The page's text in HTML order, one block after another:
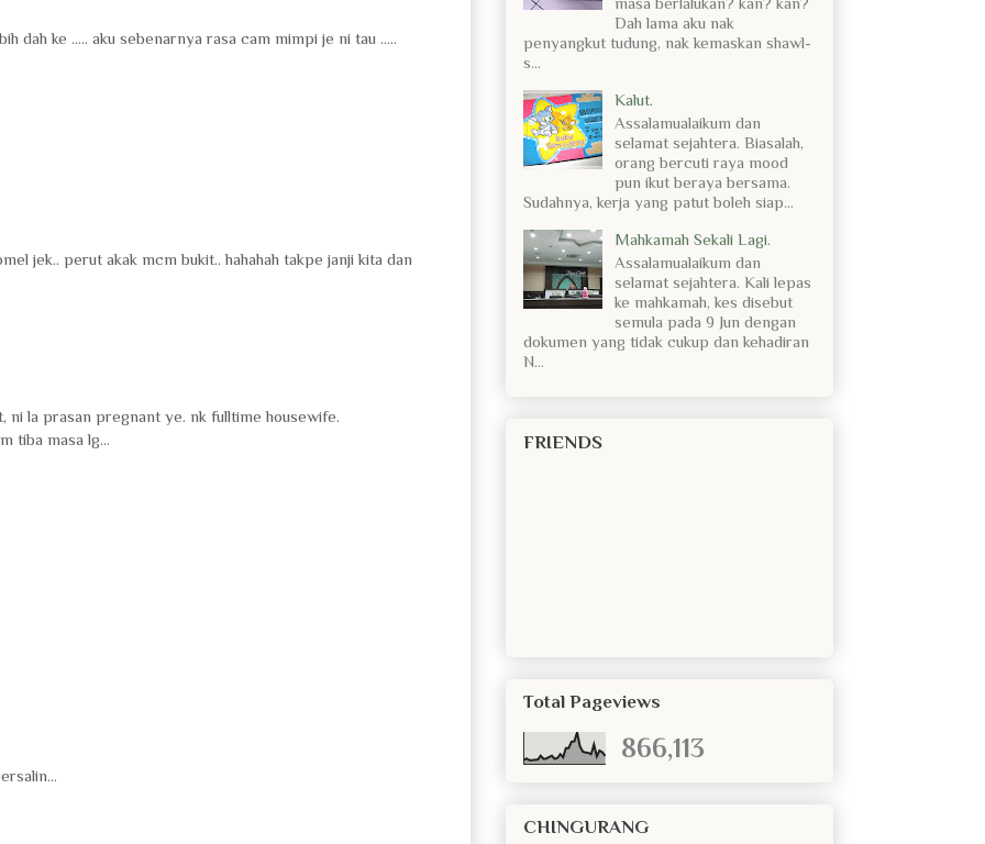
dah ke ..... aku sebenarnya rasa cam mimpi je ni tau .....
jek.. perut akak mcm bukit.. hahahah takpe janji kita dan
ni la prasan pregnant ye. nk fulltime housewife.
tiba masa lg...
Dah lama aku nak
penyangkut tudung, nak kemaskan shawl-
s...
Kalut.
Assalamualaikum dan
selamat sejahtera. Biasalah,
orang bercuti raya mood
pun ikut beraya bersama.
Sudahnya, kerja yang patut boleh siap...
Mahkamah Sekali Lagi.
Assalamualaikum dan
selamat sejahtera. Kali lepas
ke mahkamah, kes disebut
semula pada 9 Jun dengan
dokumen yang tidak cukup dan kehadiran
N...
FRIENDS
Total Pageviews
866,113
CHINGURANG